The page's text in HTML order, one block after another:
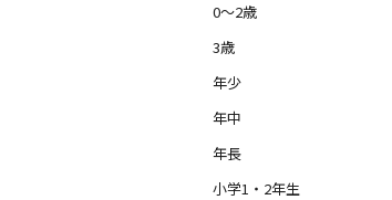
0～2歳
3歳
年少
年中
年長
小学1・2年生